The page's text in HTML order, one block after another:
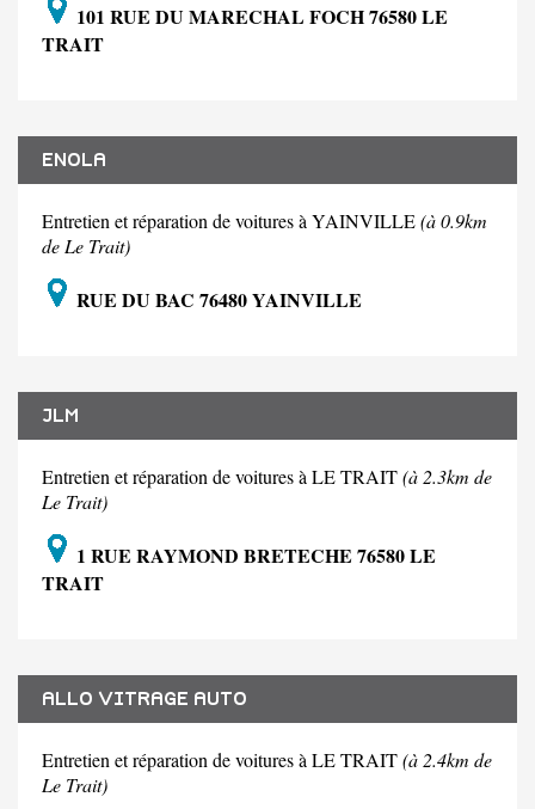
101 RUE DU MARECHAL FOCH 76580 LE
TRAIT
ENOLA
Entretien et réparation de voitures à YAINVILLE(à 0.9km
de Le Trait)
RUE DU BAC 76480 YAINVILLE
JLM
Entretien et réparation de voitures à LE TRAIT(à 2.3km de
Le Trait)
1 RUE RAYMOND BRETECHE 76580 LE
TRAIT
ALLO VITRAGE AUTO
Entretien et réparation de voitures à LE TRAIT(à 2.4km de
Le Trait)